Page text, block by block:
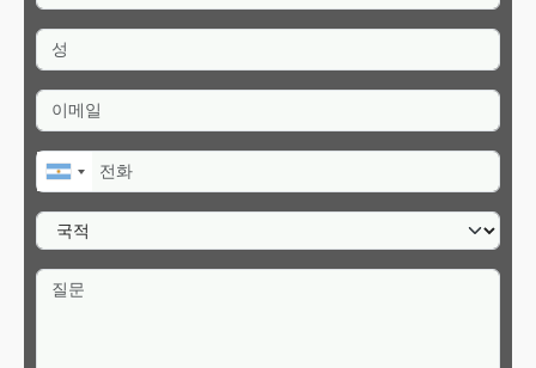
성
이메일
전화
국적
질문